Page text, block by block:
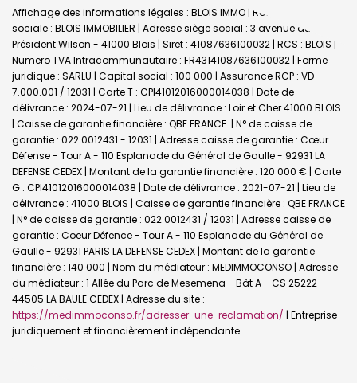
Affichage des informations légales : BLOIS IMMO | Raison
sociale : BLOIS IMMOBILIER | Adresse siège social : 3 avenue du
Président Wilson - 41000 Blois | Siret : 41087636100032 | RCS : BLOIS |
Numero TVA Intracommunautaire : FR43141087636100032 | Forme
juridique : SARLU | Capital social : 100 000 | Assurance RCP : VD
7.000.001 / 12031 | Carte T : CPI41012016000014038 | Date de
délivrance : 2024-07-21 | Lieu de délivrance : Loir et Cher 41000 BLOIS
| Caisse de garantie financière : QBE FRANCE. | N° de caisse de
garantie : 022 0012431 - 12031 | Adresse caisse de garantie : Cœur
Défense - Tour A - 110 Esplanade du Général de Gaulle - 92931 LA
DEFENSE CEDEX | Montant de la garantie financière : 120 000 € | Carte
G : CPI41012016000014038 | Date de délivrance : 2021-07-21 | Lieu de
délivrance : 41000 BLOIS | Caisse de garantie financière : QBE FRANCE
| N° de caisse de garantie : 022 0012431 / 12031 | Adresse caisse de
garantie : Coeur Défence - Tour A - 110 Esplanade du Général de
Gaulle - 92931 PARIS LA DEFENSE CEDEX | Montant de la garantie
financière : 140 000 | Nom du médiateur : MEDIMMOCONSO | Adresse
du médiateur : 1 Allée du Parc de Mesemena - Bât A - CS 25222 -
44505 LA BAULE CEDEX | Adresse du site :
https://medimmoconso.fr/adresser-une-reclamation/ | Entreprise
juridiquement et financièrement indépendante